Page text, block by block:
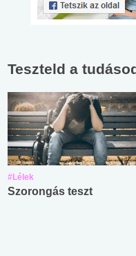
Teszteld a
#Lélek
Szorongás teszt